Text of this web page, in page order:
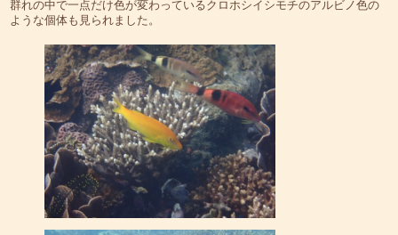
群れの中で一点だけ色が変わっているクロホシイシモチのアルビノ色の
ような個体も見られました。